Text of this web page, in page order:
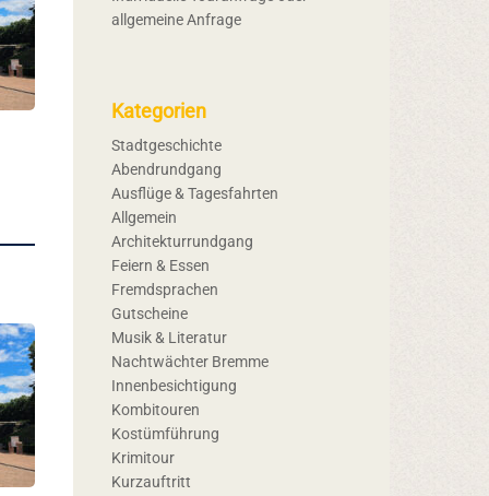
allgemeine Anfrage
Kategorien
Stadtgeschichte
Abendrundgang
Ausflüge & Tagesfahrten
Allgemein
Architekturrundgang
Feiern & Essen
Fremdsprachen
Gutscheine
Musik & Literatur
Nachtwächter Bremme
Innenbesichtigung
Kombitouren
Kostümführung
Krimitour
Kurzauftritt